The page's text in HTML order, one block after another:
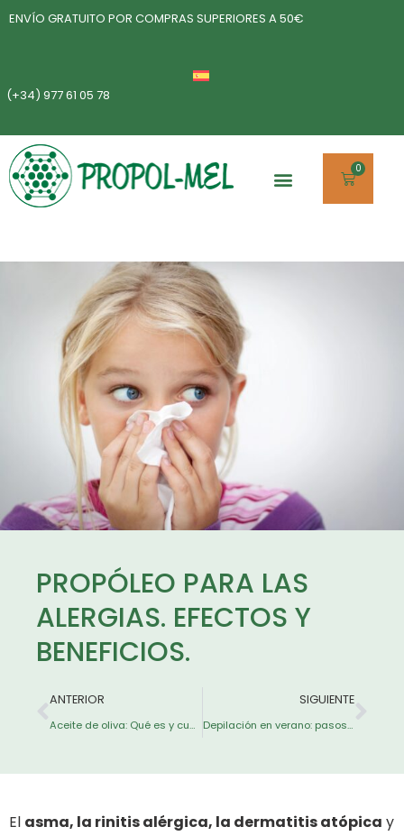
ENVÍO GRATUITO POR COMPRAS SUPERIORES A 50€
(+34) 977 61 05 78
0
PROPÓLEO PARA LAS
ALERGIAS. EFECTOS Y
BENEFICIOS.
ANTERIOR
Aceite de oliva: Qué es y cuáles son sus propiedades y beneficios
SIGUIENTE
Depilación en verano: pasos y consejos para cuidar la piel en mujeres y hombres
El asma, la rinitis alérgica, la dermatitis atópica y